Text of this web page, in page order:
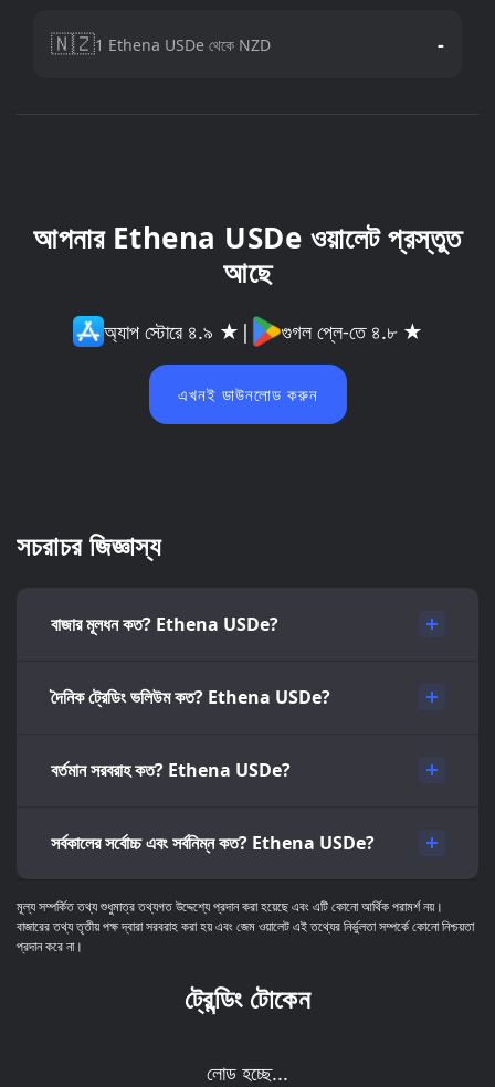
🇳🇿1 Ethena USDe থেকে NZD -
আপনার Ethena USDe ওয়ালেট প্রস্তুত
আছে
অ্যাপ স্টোরে ৪.৯ ★ | গুগল প্লে-তে ৪.৮ ★
এখনই ডাউনলোড করুন
সচরাচর জিজ্ঞাস্য
বাজার মূলধন কত? Ethena USDe?
দৈনিক ট্রেডিং ভলিউম কত? Ethena USDe?
বর্তমান সরবরাহ কত? Ethena USDe?
সর্বকালের সর্বোচ্চ এবং সর্বনিম্ন কত? Ethena USDe?
মূল্য সম্পর্কিত তথ্য শুধুমাত্র তথ্যগত উদ্দেশ্যে প্রদান করা হয়েছে এবং এটি কোনো আর্থিক পরামর্শ নয়।
বাজারের তথ্য তৃতীয় পক্ষ দ্বারা সরবরাহ করা হয় এবং জেম ওয়ালেট এই তথ্যের নির্ভুলতা সম্পর্কে কোনো নিশ্চয়তা
প্রদান করে না।
ট্রেন্ডিং টোকেন
লোড হচ্ছে...